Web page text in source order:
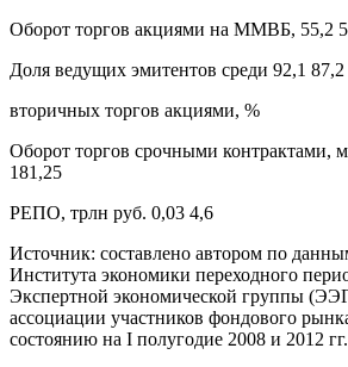
Оборот торгов акциями на ММВБ, 55,2
Доля ведущих эмитентов среди 92,1 87,2
вторичных торгов акциями, %
Оборот торгов срочными контрактами,
181,25
РЕПО, трлн руб. 0,03 4,6
Источник: составлено автором по
Института экономики переходного
Экспертной экономической группы
ассоциации участников фондового
состоянию на I полугодие 2008 и 2012 гг.